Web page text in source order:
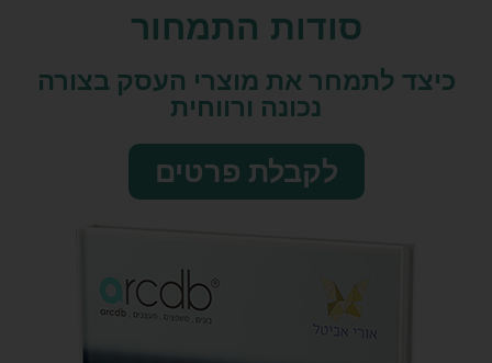
סודות התמחור
כיצד לתמחר את מוצרי העסק בצורה
נכונה ורווחית
לקבלת פרטים